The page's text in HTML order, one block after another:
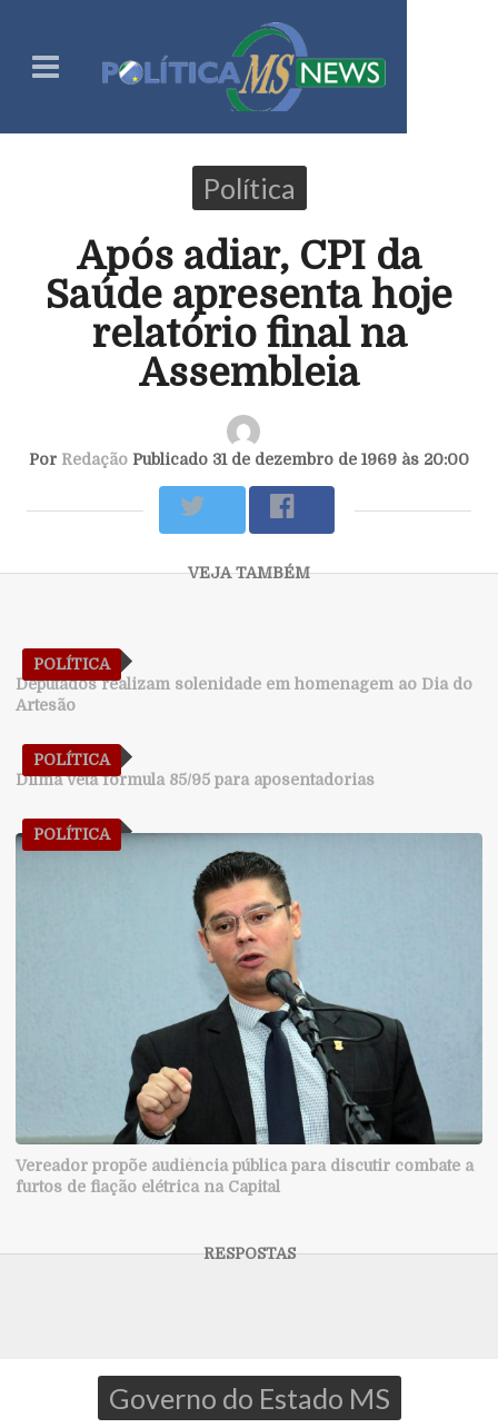
Política
Após adiar, CPI da
Saúde apresenta hoje
relatório final na
Assembleia
Por Redação Publicado 31 de dezembro de 1969 às 20:00
POLÍTICA
Deputados realizam solenidade em homenagem ao Dia do
Artesão
POLÍTICA
Dilma veta fórmula 85/95 para aposentadorias
POLÍTICA
Vereador propõe audiência pública para discutir combate a
furtos de fiação elétrica na Capital
Governo do Estado MS